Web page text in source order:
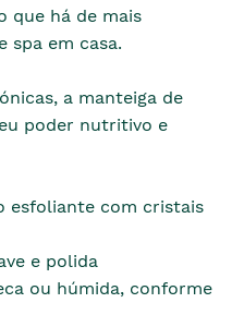
que há de mais
spa em casa.
a manteiga de
poder nutritivo e
esfoliante com cristais
e polida
ou húmida, conforme